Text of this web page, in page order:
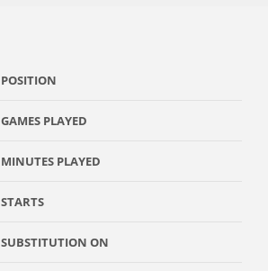
POSITION
GAMES PLAYED
MINUTES PLAYED
STARTS
SUBSTITUTION ON